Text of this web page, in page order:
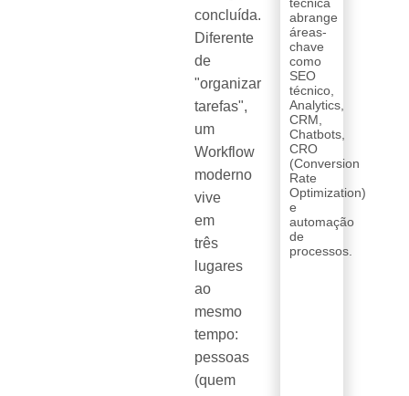
concluída.
Diferente
de
"organizar
tarefas",
um
Workflow
moderno
vive
em
três
lugares
ao
mesmo
tempo:
pessoas
(quem
técnica
abrange
áreas-
chave
como
SEO
técnico,
Analytics,
CRM,
Chatbots,
CRO
(Conversion
Rate
Optimization)
e
automação
de
processos.